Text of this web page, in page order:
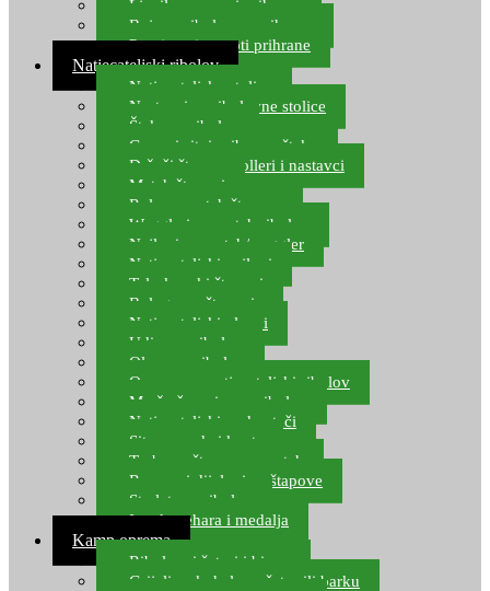
Ljepilo za crve i prihranu
Boje za ribolovnu prihranu
Provjereni recepti prihrane
Natjecateljski ribolov
Natjecateljske stolice
Nastavci za ribolovne stolice
Šteke za ribolov
Gume i sitni pribor za šteku
Držači štapova rolleri i nastavci
Match štapovi
Role za match štapove
Waggleri za match ribolov
Najloni za match/waggler
Natjecateljski najloni
Teleskopski štapovi
Bolognese štapovi
Natjecateljski plovci
Udice za ribolov
Olovo za ribolov
Oprema za natjecateljski ribolov
Mreže čuvarice za ribolov
Natjecateljski podmetači
Sito, posude i kante
Torbe za štapove – match
Rezervni dijelovi za štapove
Starlete za ribolov
Izrada pehara i medalja
Kamp oprema
Ribolovni šatori i bivvy
Grijalice, kuhala za šator ili barku